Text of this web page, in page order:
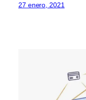
27 enero, 2021